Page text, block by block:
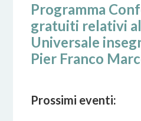
Programma
gratuiti relativi
Universale
Pier Franco
Prossimi eventi: